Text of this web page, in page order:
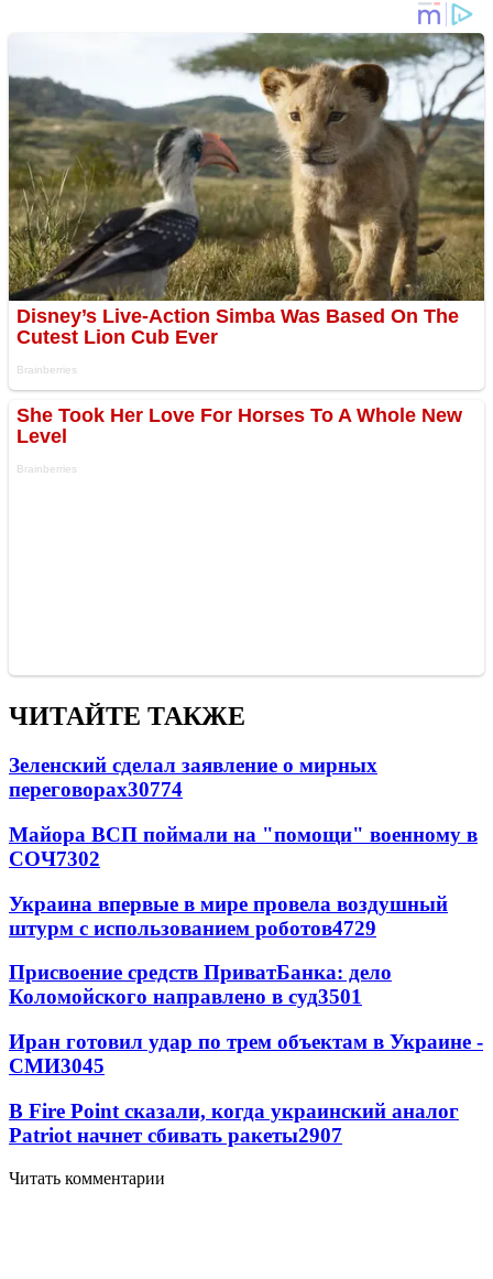
ЧИТАЙТЕ ТАКЖЕ
Зеленский сделал заявление о мирных
переговорах30774
Майора ВСП поймали на "помощи" военному в
СОЧ7302
Украина впервые в мире провела воздушный
штурм с использованием роботов4729
Присвоение средств ПриватБанка: дело
Коломойского направлено в суд3501
Иран готовил удар по трем объектам в Украине -
СМИ3045
В Fire Point сказали, когда украинский аналог
Patriot начнет сбивать ракеты2907
Читать комментарии